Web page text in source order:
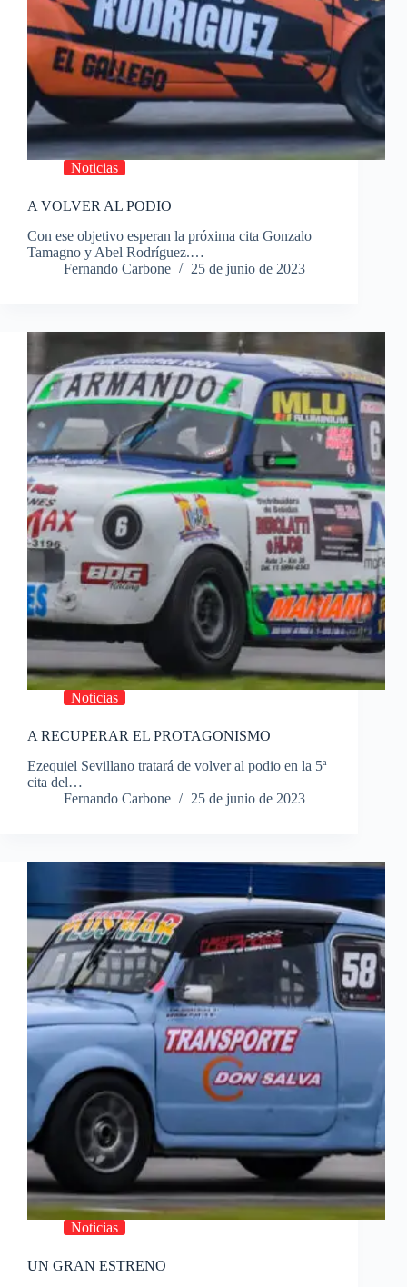
Noticias
A VOLVER AL PODIO
Con ese objetivo esperan la próxima cita Gonzalo
Tamagno y Abel Rodríguez.…
Fernando Carbone
25 de junio de 2023
Noticias
A RECUPERAR EL PROTAGONISMO
Ezequiel Sevillano tratará de volver al podio en la 5ª
cita del…
Fernando Carbone
25 de junio de 2023
Noticias
UN GRAN ESTRENO